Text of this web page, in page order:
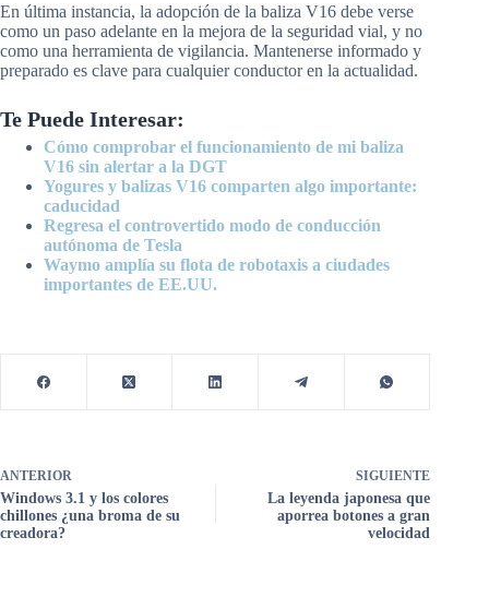
En última instancia, la adopción de la baliza V16 debe verse
como un paso adelante en la mejora de la seguridad vial, y no
como una herramienta de vigilancia. Mantenerse informado y
preparado es clave para cualquier conductor en la actualidad.
Te Puede Interesar:
Cómo comprobar el funcionamiento de mi baliza
V16 sin alertar a la DGT
Yogures y balizas V16 comparten algo importante:
caducidad
Regresa el controvertido modo de conducción
autónoma de Tesla
Waymo amplía su flota de robotaxis a ciudades
importantes de EE.UU.
ANTERIOR
Windows 3.1 y los colores
chillones ¿una broma de su
creadora?
SIGUIENTE
La leyenda japonesa que
aporrea botones a gran
velocidad